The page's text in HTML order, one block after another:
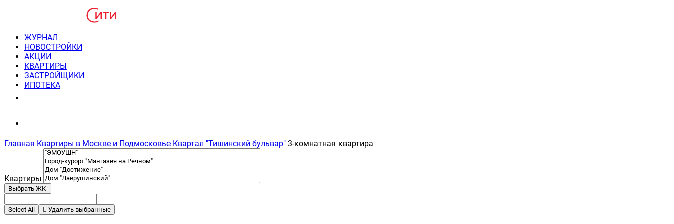
ЖУРНАЛ
НОВОСТРОЙКИ
АКЦИИ
КВАРТИРЫ
ЗАСТРОЙЩИКИ
ИПОТЕКА
Главная Квартиры в Москве и Подмосковье Квартал "Тишинский бульвар" 3-комнатная квартира
Квартиры
Выбрать ЖК
Select All Удалить выбранные